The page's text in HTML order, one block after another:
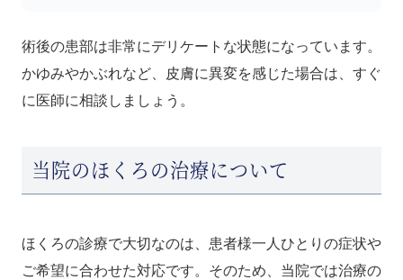
術後の患部は非常にデリケートな状態になっています。
かゆみやかぶれなど、皮膚に異変を感じた場合は、すぐ
に医師に相談しましょう。
当院のほくろの治療について
ほくろの診療で大切なのは、患者様一人ひとりの症状や
ご希望に合わせた対応です。そのため、当院では治療の